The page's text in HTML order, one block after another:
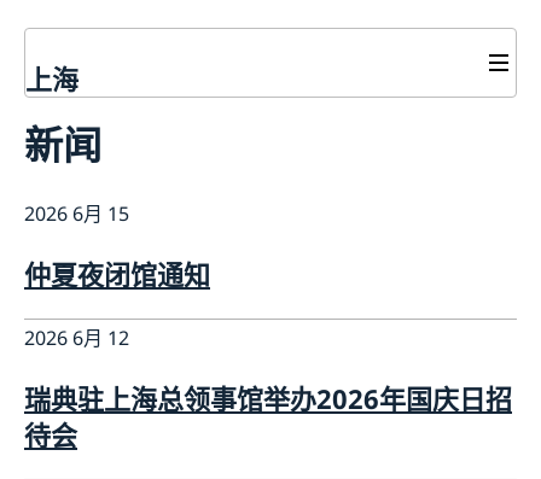
上海
签证和居留许可
签证申请
申请居留许可
生物识别和护照检查
领取居留许可卡
瑞典护照
关于总领事馆
数据保护政策
空缺职位
联系方式和办公时间
新闻
2026 6月 15
仲夏夜闭馆通知
2026 6月 12
瑞典驻上海总领事馆举办2026年国庆日招
待会